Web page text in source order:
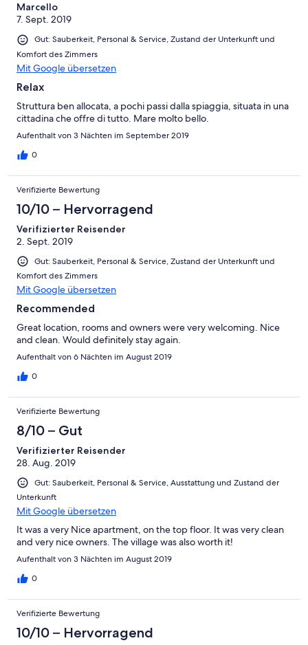
Marcello
7. Sept. 2019
Gut: Sauberkeit, Personal & Service, Zustand der Unterkunft und
Komfort des Zimmers
Mit Google übersetzen
Relax
Struttura ben allocata, a pochi passi dalla spiaggia, situata in una
cittadina che offre di tutto. Mare molto bello.
Aufenthalt von 3 Nächten im September 2019
0
Verifizierte Bewertung
10/10 – Hervorragend
Verifizierter Reisender
2. Sept. 2019
Gut: Sauberkeit, Personal & Service, Zustand der Unterkunft und
Komfort des Zimmers
Mit Google übersetzen
Recommended
Great location, rooms and owners were very welcoming. Nice
and clean. Would definitely stay again.
Aufenthalt von 6 Nächten im August 2019
0
Verifizierte Bewertung
8/10 – Gut
Verifizierter Reisender
28. Aug. 2019
Gut: Sauberkeit, Personal & Service, Ausstattung und Zustand der
Unterkunft
Mit Google übersetzen
It was a very Nice apartment, on the top floor. It was very clean
and very nice owners. The village was also worth it!
Aufenthalt von 3 Nächten im August 2019
0
Verifizierte Bewertung
10/10 – Hervorragend